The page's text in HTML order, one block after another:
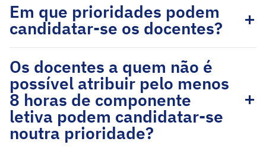
Em que prioridades podem
candidatar-se os docentes?
Os docentes a quem não é
possível atribuir pelo menos
8 horas de componente
letiva podem candidatar-se
noutra prioridade?